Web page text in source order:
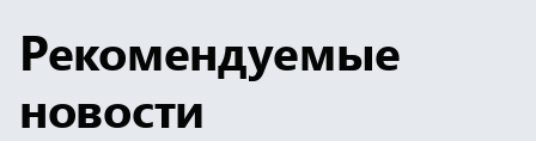
Рекомендуемые
новости